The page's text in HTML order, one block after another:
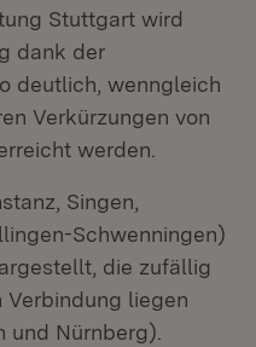
Stuttgart wird
dank der
deutlich, wenngleich
Verkürzungen von
werden.
Singen,
Schwenningen)
die zufällig
Verbindung liegen
und Nürnberg).